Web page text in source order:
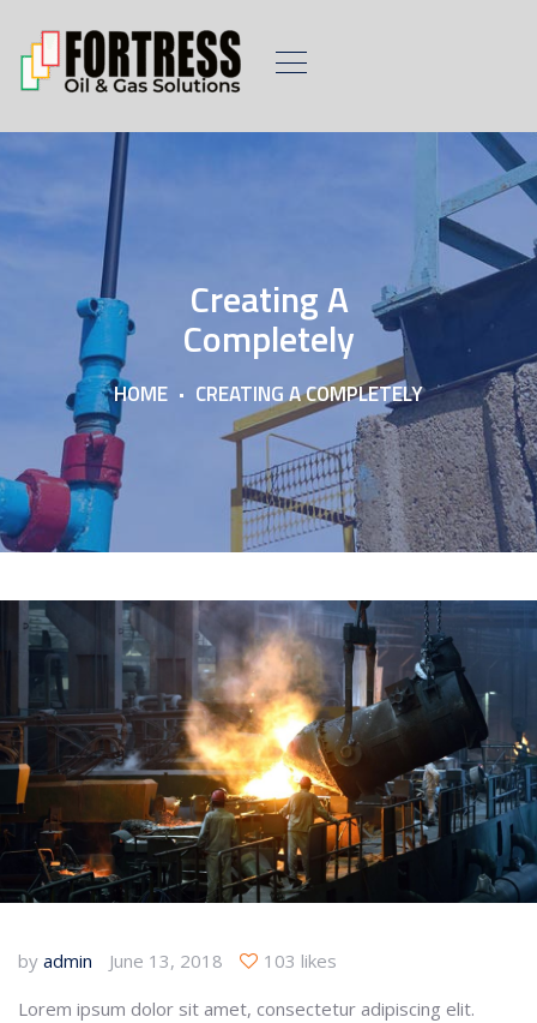
Creating A
Completely
HOME CREATING A COMPLETELY
by admin June 13, 2018
103 likes
Lorem ipsum dolor sit amet, consectetur adipiscing elit.